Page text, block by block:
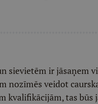
sievietēm ir jāsaņem
nozīmēs veidot
kvalifikācijām, tas būs